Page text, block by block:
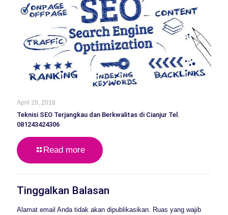
April 29, 2018
Teknisi SEO Terjangkau dan Berkwalitas di Cianjur Tel.
081243424306
Read more
Tinggalkan Balasan
Alamat email Anda tidak akan dipublikasikan. Ruas yang wajib